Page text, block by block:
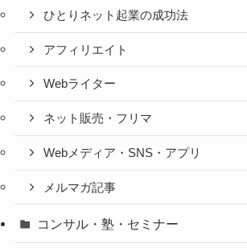
ひとりネット起業の成功法
アフィリエイト
Webライター
ネット販売・フリマ
Webメディア・SNS・アプリ
メルマガ記事
コンサル・塾・セミナー